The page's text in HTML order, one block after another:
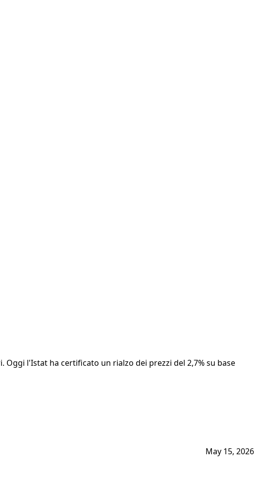
l'Istat ha certificato un rialzo dei prezzi del 2,7% su base
May 15, 2026